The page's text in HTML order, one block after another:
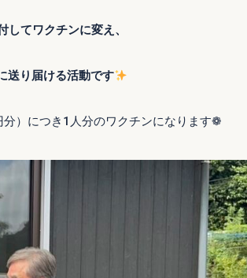
してワクチンに変え、
送り届ける活動です
）につき1人分のワクチンになります❁